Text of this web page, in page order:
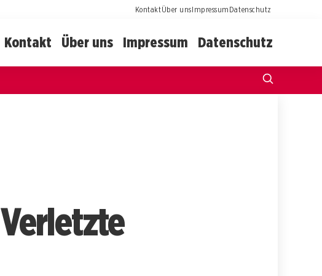
KontaktÜber unsImpressumDatenschutz
Kontakt Über uns Impressum Datenschutz